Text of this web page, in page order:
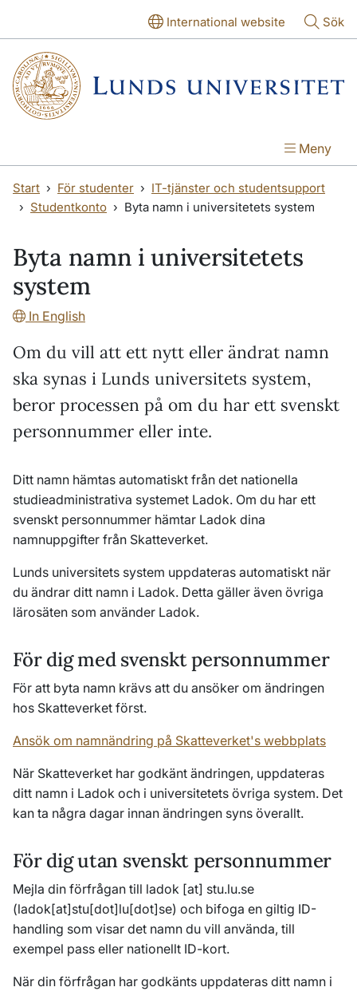
International website Sök
Meny
Start För studenter
IT-tjänster och studentsupport
Studentkonto
Byta namn i universitetets system
Byta namn i universitetets
system
In English
Om du vill att ett nytt eller ändrat namn
ska synas i Lunds universitets system,
beror processen på om du har ett svenskt
personnummer eller inte.
Ditt namn hämtas automatiskt från det nationella
studieadministrativa systemet Ladok. Om du har ett
svenskt personnummer hämtar Ladok dina
namnuppgifter från Skatteverket.
Lunds universitets system uppdateras automatiskt när
du ändrar ditt namn i Ladok. Detta gäller även övriga
lärosäten som använder Ladok.
För dig med svenskt personnummer
För att byta namn krävs att du ansöker om ändringen
hos Skatteverket först.
Ansök om namnändring på Skatteverket's webbplats
När Skatteverket har godkänt ändringen, uppdateras
ditt namn i Ladok och i universitetets övriga system. Det
kan ta några dagar innan ändringen syns överallt.
För dig utan svenskt personnummer
Mejla din förfrågan till ladok [at] stu.lu.se
(ladok[at]stu[dot]lu[dot]se) och bifoga en giltig ID-
handling som visar det namn du vill använda, till
exempel pass eller nationellt ID-kort.
När din förfrågan har godkänts uppdateras ditt namn i